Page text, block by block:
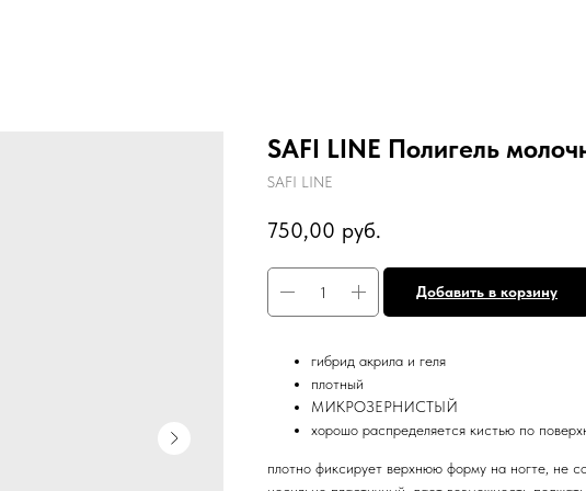
SAFI LINE Полигель
SAFI LINE
750,00 руб.
Добавить в корзину
гибрид акрила и геля
плотный
МИКРОЗЕРНИСТЫЙ
хорошо распределяется кистью по
плотно фиксирует верхнюю форму на ногте, не